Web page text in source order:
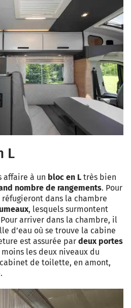
L
affaire à un bloc en L très bien
nombre de rangements. Pour
dans la chambre
, lesquels surmontent
Pour arriver dans la chambre, il
d’eau où se trouve la cabine
est assurée par deux portes
les deux niveaux du
de toilette, en amont,